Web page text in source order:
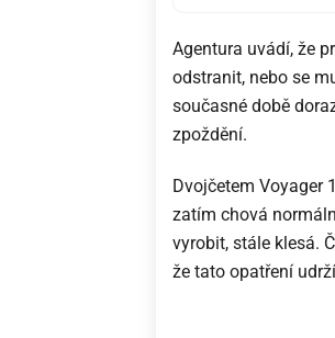
Agentura uvádí, že
odstranit, nebo se
současné době
zpoždění.
Dvojčetem Voyager
zatím chová
vyrobit, stále klesá.
že tato opatření